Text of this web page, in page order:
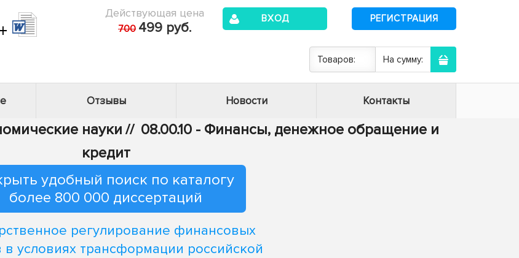
Действующая цена
700 499 руб.
ВХОД РЕГИСТРАЦИЯ
Товаров: На сумму:
Отзывы Новости Контакты
науки // 08.00.10 - Финансы, денежное обращение и
кредит
удобный поиск по каталогу
более 800 000 диссертаций
регулирование финансовых
в условиях трансформации российской